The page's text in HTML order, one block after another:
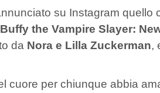
su Instagram quello
Buffy the Vampire Slayer:
da Nora e Lilla Zuckerman,
cuore per chiunque abbia